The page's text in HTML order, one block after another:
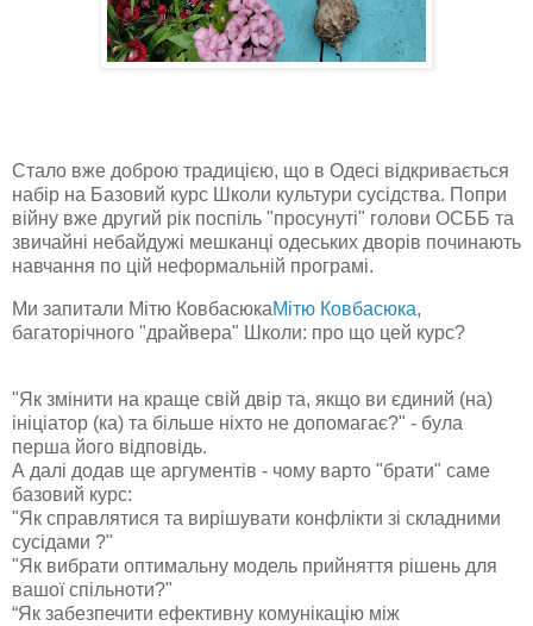
Стало вже доброю традицією, що в Одесі відкривається
набір на Базовий курс Школи культури сусідства. Попри
війну вже другий рік поспіль "просунуті" голови ОСББ та
звичайні небайдужі мешканці одеських дворів починають
навчання по цій неформальній програмі.
Ми запитали Мітю КовбасюкаМітю Ковбасюка,
багаторічного "драйвера" Школи: про що цей курс?
"Як змінити на краще свій двір та, якщо ви єдиний (на)
ініціатор (ка) та більше ніхто не допомагає?" - була
перша його відповідь.
А далі додав ще аргументів - чому варто "брати" саме
базовий курс:
"Як справлятися та вирішувати конфлікти зі складними
сусідами ?"
"Як вибрати оптимальну модель прийняття рішень для
вашої спільноти?"
“Як забезпечити ефективну комунікацію між